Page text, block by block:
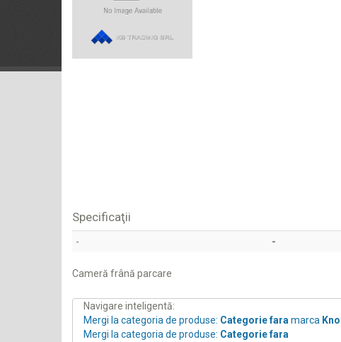
Specificaţii
- -
Cameră frână parcare
Navigare inteligentă:
Mergi la categoria de produse: Categorie fara marca
Mergi la categoria de produse: Categorie fara